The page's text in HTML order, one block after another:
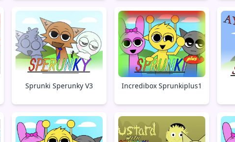
Sprunki Sperunky V3 Incredibox Sprunkiplus1